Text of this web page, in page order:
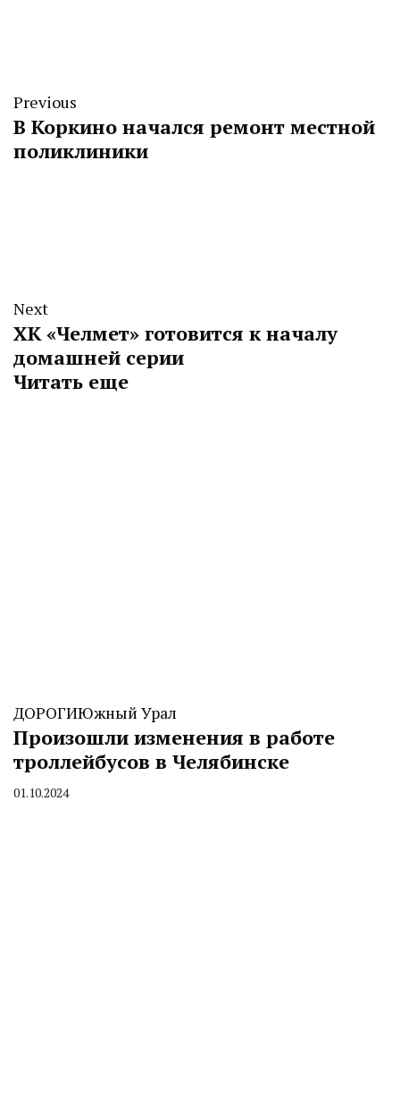
Previous
В Коркино начался ремонт местной
поликлиники
Next
ХК «Челмет» готовится к началу
домашней серии
Читать еще
ДОРОГИЮжный Урал
Произошли изменения в работе
троллейбусов в Челябинске
By
01.10.2024